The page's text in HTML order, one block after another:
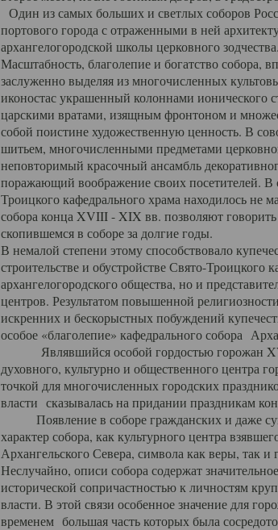
Один из самых больших и светлых соборов
портового города с отраженными в ней
архангелогородской школы церковного зодчества.
Масштабность, благолепие и богатство собора,
заслуженно выделяя из многочисленных
иконостас украшенный колоннами ионического
царскими вратами, изящным фронтоном и
собой поистине художественную ценность. В
шитьем, многочисленными предметами
неповторимый красочный ансамбль
поражающий воображение своих посетителей. В
Троицкого кафедрального храма находилось не
собора конца XVIII - XIX вв. позволяют
скопившемся в соборе за долгие годы.
В немалой степени этому способствовало
строительстве и обустройстве Свято-Троицкого
архангелогородского общества, но и
центров. Результатом повышенной
искренних и бескорыстных побуждений
особое «благолепие» кафедрального собора
Являвшийся особой гордостью горожан
духовного, культурно и общественного центра
точкой для многочисленных городских
власти сказывалась на придании праздникам
Появление в соборе гражданских и даже
характер собора, как культурного центра
Архангельского Севера, символа как веры, так и
Неслучайно, описи собора содержат
исторической сопричастностью к личностям
власти. В этой связи особенное значение для
временем большая часть которых была